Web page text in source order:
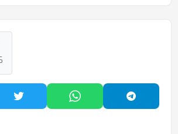
Paylaş
Twitter'da PaylaşWhatsApp'ta Paylaş